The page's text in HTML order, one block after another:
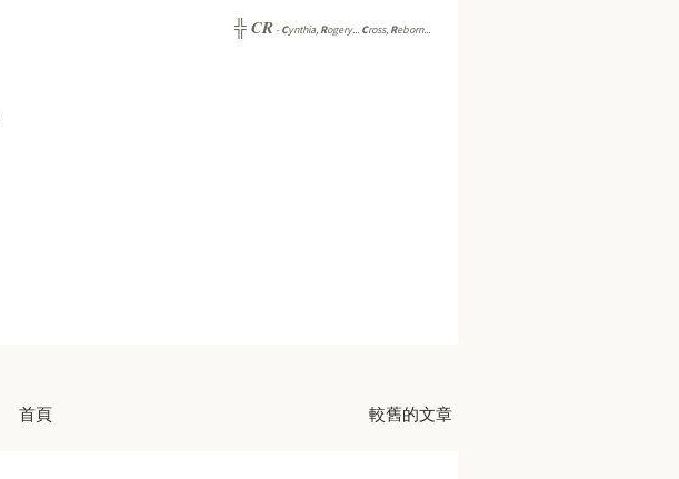
╬ CR -Cynthia, Rogery... Cross, Reborn...
較舊的文章
首頁